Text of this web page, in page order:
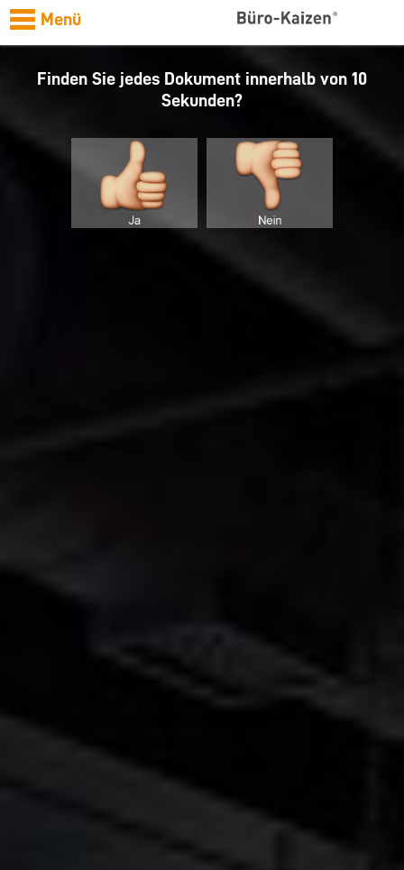
Menü
Finden Sie jedes Dokument innerhalb von 10
Sekunden?